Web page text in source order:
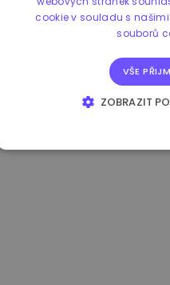
1.190000 € -
cookie v souladu s
souborů
VŠE
ZOBRAZIT